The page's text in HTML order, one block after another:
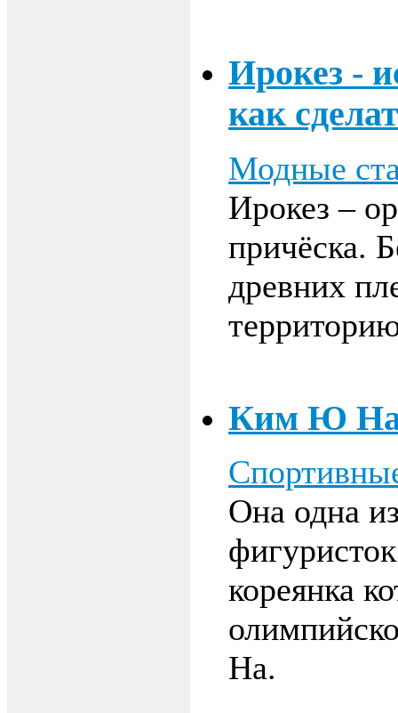
Ирокез -
как
Модные
Ирокез –
причёска.
древних
Ким Ю
Она одна
кореянка
На.